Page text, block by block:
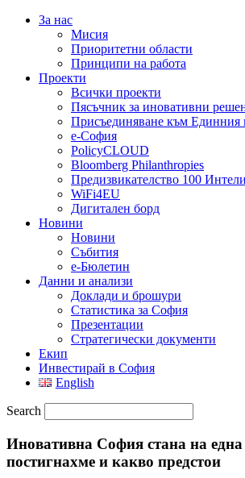
За нас
Мисия
Приоритетни области
Принципи на работа
Проекти
Всички проекти
Пясъчник за иновативни
Присъединяване към Единния
е-София
PolicyCLOUD
Bloomberg Philanthropies
Предизвикателство 100
WiFi4EU
Дигитален борд
Новини
Новини
Събития
е-Бюлетин
Данни и анализи
Доклади и брошури
Статистика за София
Презентации
Стратегически документи
Екип
Инвестирай в София
English
Search
Иновативна София стана на
постигнахме и какво предстои